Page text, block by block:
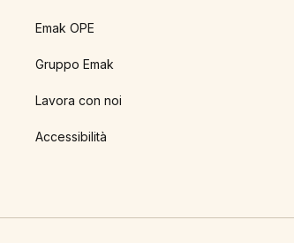
Emak OPE
Gruppo Emak
Lavora con noi
Accessibilità